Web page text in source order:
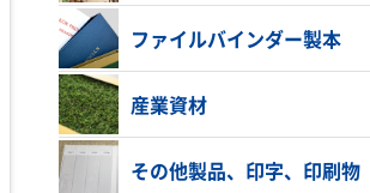
ファイルバインダー製本
産業資材
その他製品、印字、印刷物